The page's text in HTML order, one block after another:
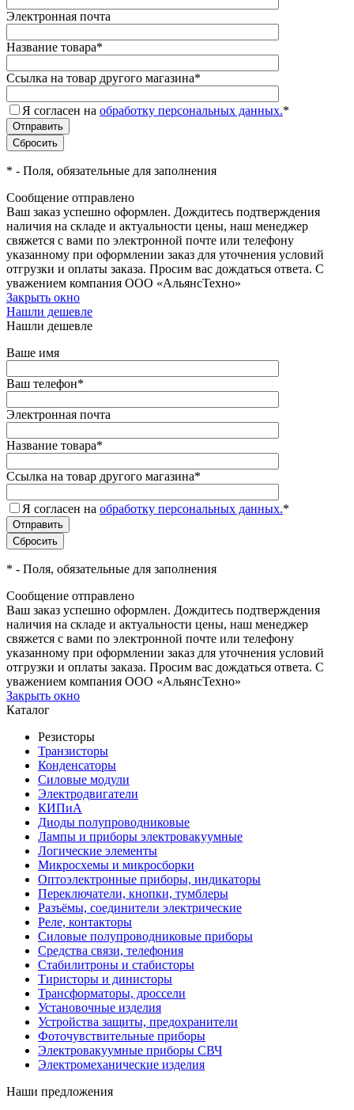
Электронная почта
Название товара*
Ссылка на товар другого магазина*
Я согласен на обработку персональных данных.*
* - Поля, обязательные для заполнения
Сообщение отправлено
Ваш заказ успешно оформлен. Дождитесь подтверждения
наличия на складе и актуальности цены, наш менеджер
свяжется с вами по электронной почте или телефону
указанному при оформлении заказ для уточнения условий
отгрузки и оплаты заказа. Просим вас дождаться ответа. С
уважением компания ООО «АльянсТехно»
Закрыть окно
Нашли дешевле
Нашли дешевле
Ваше имя
Ваш телефон*
Электронная почта
Название товара*
Ссылка на товар другого магазина*
Я согласен на обработку персональных данных.*
* - Поля, обязательные для заполнения
Сообщение отправлено
Ваш заказ успешно оформлен. Дождитесь подтверждения
наличия на складе и актуальности цены, наш менеджер
свяжется с вами по электронной почте или телефону
указанному при оформлении заказ для уточнения условий
отгрузки и оплаты заказа. Просим вас дождаться ответа. С
уважением компания ООО «АльянсТехно»
Закрыть окно
Каталог
Резисторы
Транзисторы
Конденсаторы
Силовые модули
Электродвигатели
КИПиА
Диоды полупроводниковые
Лампы и приборы электровакуумные
Логические элементы
Микросхемы и микросборки
Оптоэлектронные приборы, индикаторы
Переключатели, кнопки, тумблеры
Разъёмы, соединители электрические
Реле, контакторы
Силовые полупроводниковые приборы
Средства связи, телефония
Стабилитроны и стабисторы
Тиристоры и динисторы
Трансформаторы, дроссели
Установочные изделия
Устройства защиты, предохранители
Фоточувствительные приборы
Электровакуумные приборы СВЧ
Электромеханические изделия
Наши предложения